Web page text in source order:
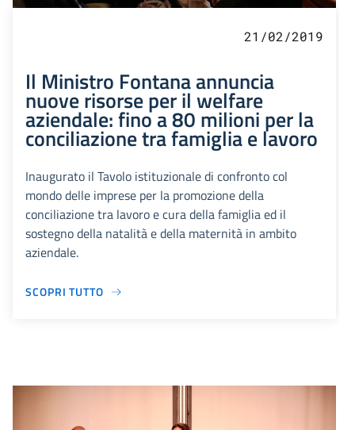
21/02/2019
Il Ministro Fontana annuncia
nuove risorse per il welfare
aziendale: fino a 80 milioni per la
conciliazione tra famiglia e lavoro
Inaugurato il Tavolo istituzionale di confronto col
mondo delle imprese per la promozione della
conciliazione tra lavoro e cura della famiglia ed il
sostegno della natalità e della maternità in ambito
aziendale.
SCOPRI TUTTO